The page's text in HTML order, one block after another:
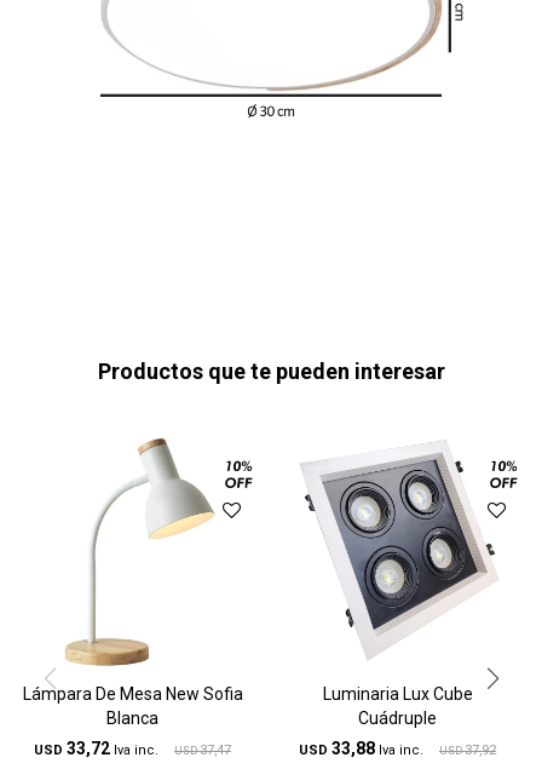
Productos que te pueden interesar
Lámpara De Mesa New Sofia
Blanca
USD 33,72 USD 37,47
Luminaria Lux Cube
Cuádruple
USD 33,88 USD 37,92